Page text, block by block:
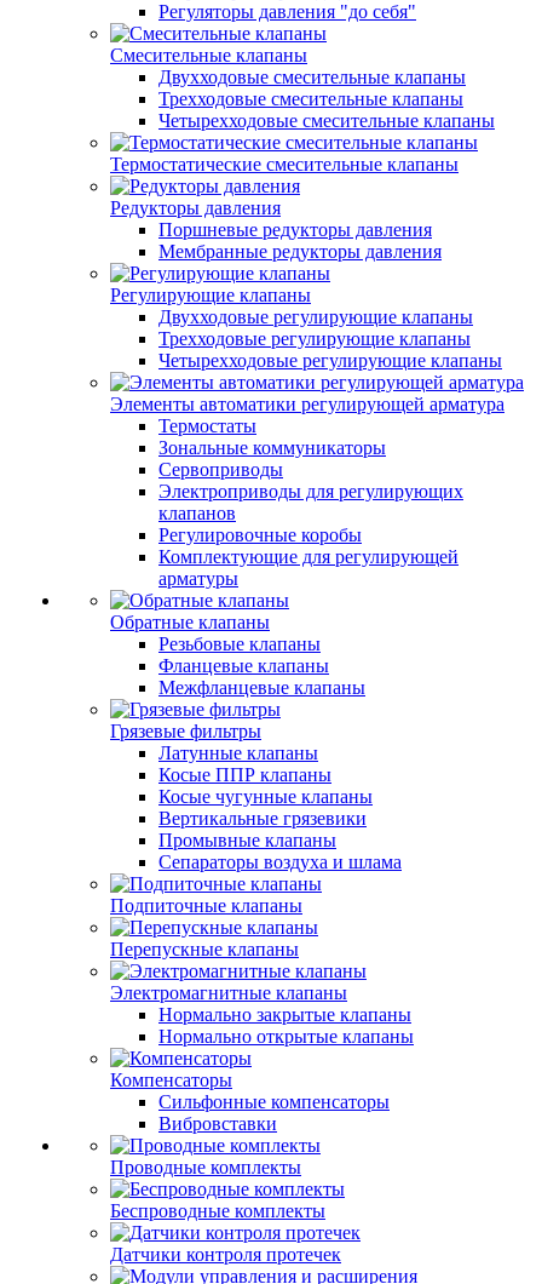
Регуляторы давления "до себя"
Смесительные клапаны
Двухходовые смесительные клапаны
Трехходовые смесительные клапаны
Четырехходовые смесительные клапаны
Термостатические смесительные клапаны
Редукторы давления
Поршневые редукторы давления
Мембранные редукторы давления
Регулирующие клапаны
Двухходовые регулирующие клапаны
Трехходовые регулирующие клапаны
Четырехходовые регулирующие клапаны
Элементы автоматики регулирующей арматура
Термостаты
Зональные коммуникаторы
Сервоприводы
Электроприводы для регулирующих
клапанов
Регулировочные коробы
Комплектующие для регулирующей
арматуры
Обратные клапаны
Резьбовые клапаны
Фланцевые клапаны
Межфланцевые клапаны
Грязевые фильтры
Латунные клапаны
Косые ППР клапаны
Косые чугунные клапаны
Вертикальные грязевики
Промывные клапаны
Сепараторы воздуха и шлама
Подпиточные клапаны
Перепускные клапаны
Электромагнитные клапаны
Нормально закрытые клапаны
Нормально открытые клапаны
Компенсаторы
Сильфонные компенсаторы
Вибровставки
Проводные комплекты
Беспроводные комплекты
Датчики контроля протечек